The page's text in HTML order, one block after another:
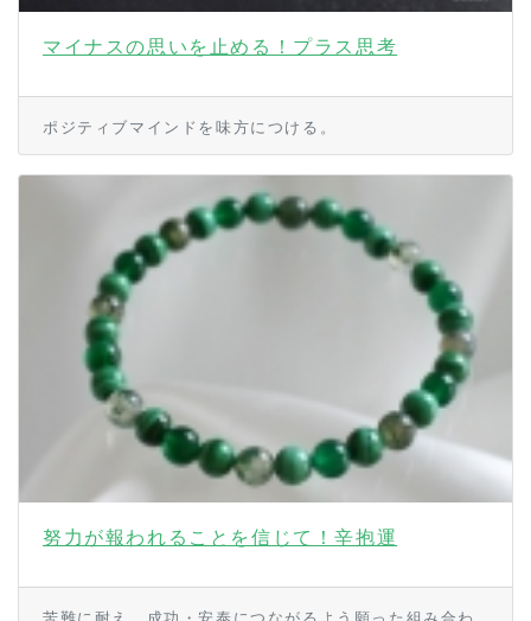
マイナスの思いを止める！プラス思考
ポジティブマインドを味方につける。
努力が報われることを信じて！辛抱運